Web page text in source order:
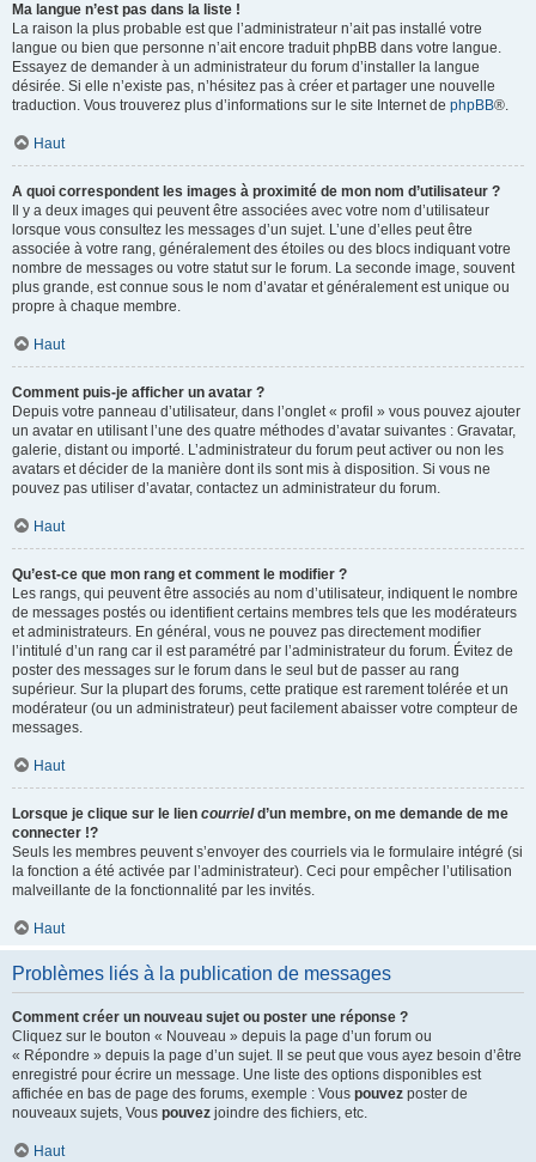
Ma langue n’est pas dans la liste !
La raison la plus probable est que l’administrateur n’ait pas installé votre
langue ou bien que personne n’ait encore traduit phpBB dans votre langue.
Essayez de demander à un administrateur du forum d’installer la langue
désirée. Si elle n’existe pas, n’hésitez pas à créer et partager une nouvelle
traduction. Vous trouverez plus d’informations sur le site Internet de phpBB®.
Haut
A quoi correspondent les images à proximité de mon nom d’utilisateur ?
Il y a deux images qui peuvent être associées avec votre nom d’utilisateur
lorsque vous consultez les messages d’un sujet. L’une d’elles peut être
associée à votre rang, généralement des étoiles ou des blocs indiquant votre
nombre de messages ou votre statut sur le forum. La seconde image, souvent
plus grande, est connue sous le nom d’avatar et généralement est unique ou
propre à chaque membre.
Haut
Comment puis-je afficher un avatar ?
Depuis votre panneau d’utilisateur, dans l’onglet « profil » vous pouvez ajouter
un avatar en utilisant l’une des quatre méthodes d’avatar suivantes : Gravatar,
galerie, distant ou importé. L’administrateur du forum peut activer ou non les
avatars et décider de la manière dont ils sont mis à disposition. Si vous ne
pouvez pas utiliser d’avatar, contactez un administrateur du forum.
Haut
Qu’est-ce que mon rang et comment le modifier ?
Les rangs, qui peuvent être associés au nom d’utilisateur, indiquent le nombre
de messages postés ou identifient certains membres tels que les modérateurs
et administrateurs. En général, vous ne pouvez pas directement modifier
l’intitulé d’un rang car il est paramétré par l’administrateur du forum. Évitez de
poster des messages sur le forum dans le seul but de passer au rang
supérieur. Sur la plupart des forums, cette pratique est rarement tolérée et un
modérateur (ou un administrateur) peut facilement abaisser votre compteur de
messages.
Haut
Lorsque je clique sur le lien courrield’un membre, on me demande de me
connecter !?
Seuls les membres peuvent s’envoyer des courriels via le formulaire intégré (si
la fonction a été activée par l’administrateur). Ceci pour empêcher l’utilisation
malveillante de la fonctionnalité par les invités.
Haut
Problèmes liés à la publication de messages
Comment créer un nouveau sujet ou poster une réponse ?
Cliquez sur le bouton « Nouveau » depuis la page d’un forum ou
« Répondre » depuis la page d’un sujet. Il se peut que vous ayez besoin d’être
enregistré pour écrire un message. Une liste des options disponibles est
affichée en bas de page des forums, exemple : Vous pouvez poster de
nouveaux sujets, Vous pouvez joindre des fichiers, etc.
Haut